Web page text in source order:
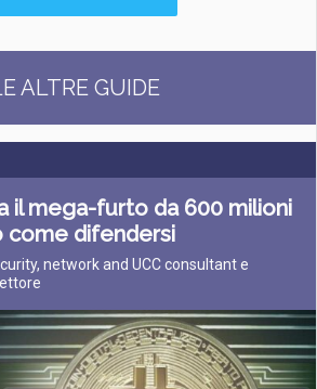
ALTRE GUIDE
il mega-furto da 600 milioni
come difendersi
network and UCC consultant e